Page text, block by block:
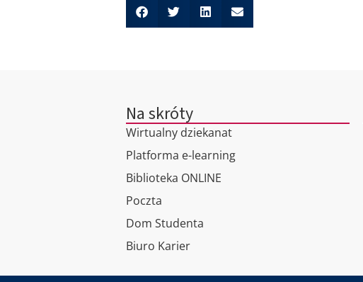
Na skróty
Wirtualny dziekanat
Platforma e-learning
Biblioteka ONLINE
Poczta
Dom Studenta
Biuro Karier